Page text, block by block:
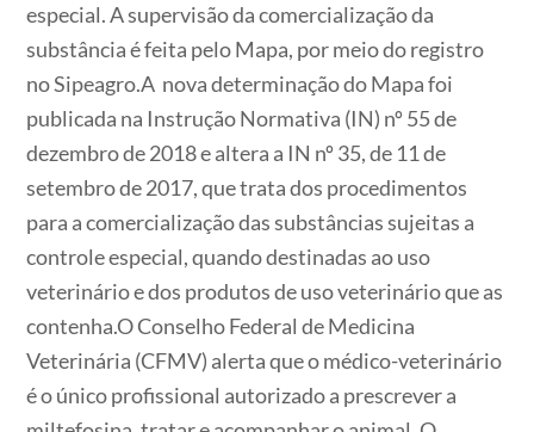
especial. A supervisão da comercialização da
substância é feita pelo Mapa, por meio do registro
no Sipeagro.A nova determinação do Mapa foi
publicada na Instrução Normativa (IN) nº 55 de
dezembro de 2018 e altera a IN nº 35, de 11 de
setembro de 2017, que trata dos procedimentos
para a comercialização das substâncias sujeitas a
controle especial, quando destinadas ao uso
veterinário e dos produtos de uso veterinário que as
contenha.O Conselho Federal de Medicina
Veterinária (CFMV) alerta que o médico-veterinário
é o único profissional autorizado a prescrever a